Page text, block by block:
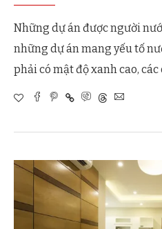
Những dự án được người
những dự án mang yếu tố
phải có mật độ xanh cao, các